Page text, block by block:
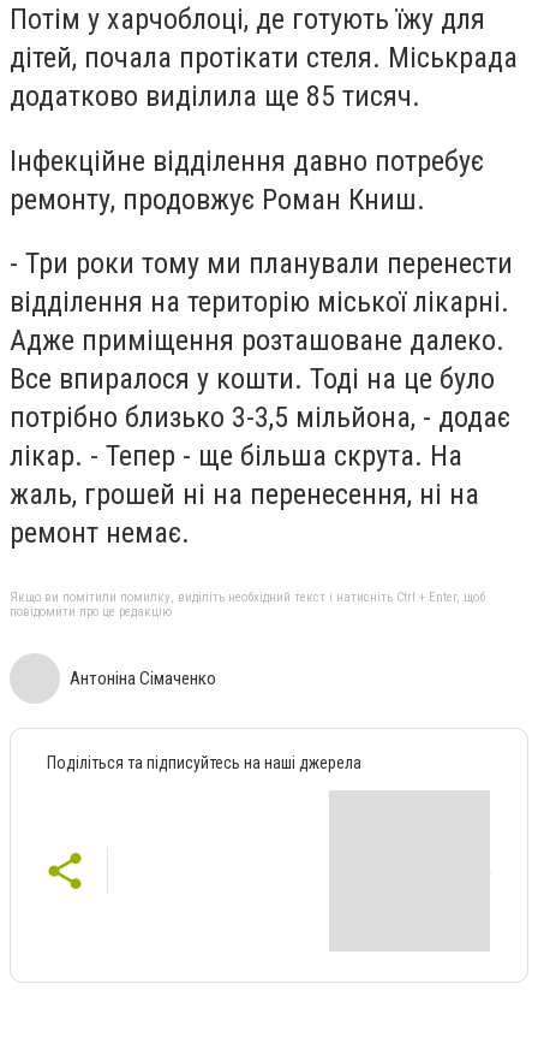
Потім у харчоблоці, де готують їжу для
дітей, почала протікати стеля. Міськрада
додатково виділила ще 85 тисяч.
Інфекційне відділення давно потребує
ремонту, продовжує Роман Книш.
- Три роки тому ми планували перенести
відділення на територію міської лікарні.
Адже приміщення розташоване далеко.
Все впиралося у кошти. Тоді на це було
потрібно близько 3-3,5 мільйона, - додає
лікар. - Тепер - ще більша скрута. На
жаль, грошей ні на перенесення, ні на
ремонт немає.
Якщо ви помітили помилку, виділіть необхідний текст і натисніть Ctrl + Enter, щоб
повідомити про це редакцію
Антоніна Сімаченко
Поділіться та підписуйтесь на наші джерела